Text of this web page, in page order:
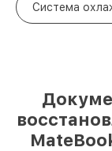
Система